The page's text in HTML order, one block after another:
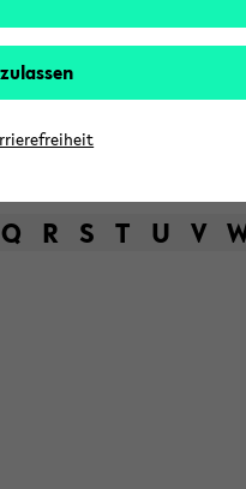
Bielefeld
Q R S T U V